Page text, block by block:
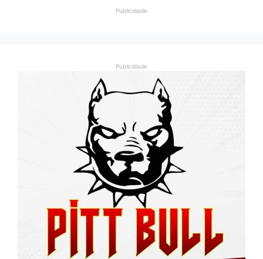
Publicidade
Publicidade